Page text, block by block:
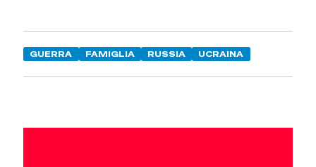
GUERRA FAMIGLIA RUSSIA UCRAINA